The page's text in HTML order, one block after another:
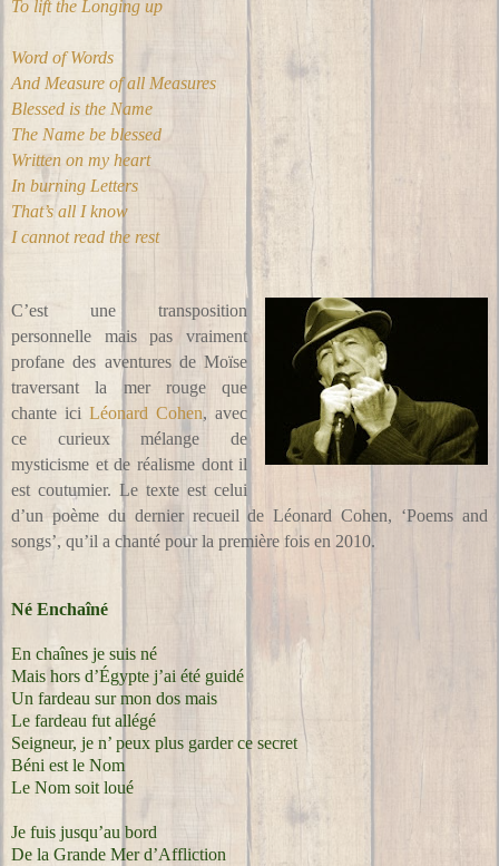
To lift the Longing up
Word of Words
And Measure of all Measures
Blessed is the Name
The Name be blessed
Written on my heart
In burning Letters
That’s all I know
I cannot read the rest
C’est une transposition
personnelle mais pas vraiment
profane des aventures de Moïse
traversant la mer rouge que
chante iciLéonard Cohen, avec
ce curieux mélange de
mysticisme et de réalisme dont il
est coutumier. Le texte est celui
d’un poème du dernier recueil de Léonard Cohen, ‘Poems and
songs’, qu’il a chanté pour la première fois en 2010.
Né Enchaîné
En chaînes je suis né
Mais hors d’Égypte j’ai été guidé
Un fardeau sur mon dos mais
Le fardeau fut allégé
Seigneur, je n’ peux plus garder ce secret
Béni est le Nom
Le Nom soit loué
Je fuis jusqu’au bord
De la Grande Mer d’Affliction